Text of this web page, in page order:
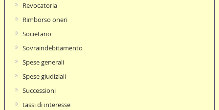
Revocatoria
Rimborso oneri
Societario
Sovraindebitamento
Spese generali
Spese giudiziali
Successioni
tassi di interesse